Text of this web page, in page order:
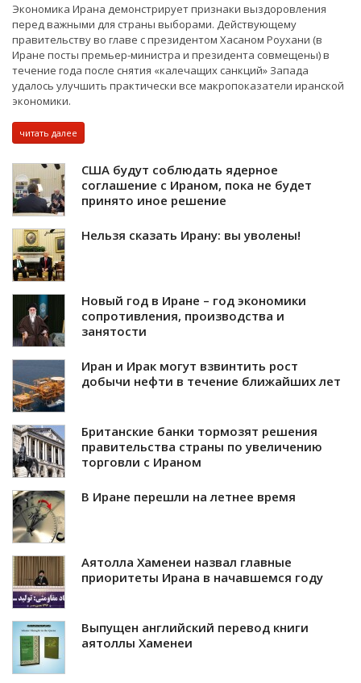
Экономика Ирана демонстрирует признаки выздоровления
перед важными для страны выборами. Действующему
правительству во главе с президентом Хасаном Роухани (в
Иране посты премьер-министра и президента совмещены) в
течение года после снятия «калечащих санкций» Запада
удалось улучшить практически все макропоказатели иранской
экономики.
читать далее
США будут соблюдать ядерное
соглашение с Ираном, пока не будет
принято иное решение
Нельзя сказать Ирану: вы уволены!
Новый год в Иране – год экономики
сопротивления, производства и
занятости
Иран и Ирак могут взвинтить рост
добычи нефти в течение ближайших лет
Британские банки тормозят решения
правительства страны по увеличению
торговли с Ираном
В Иране перешли на летнее время
Аятолла Хаменеи назвал главные
приоритеты Ирана в начавшемся году
Выпущен английский перевод книги
аятоллы Хаменеи